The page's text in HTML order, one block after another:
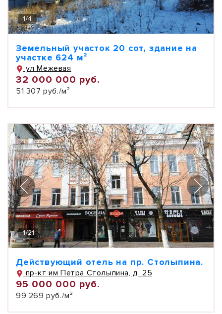
1/4
Земельный участок 20 сот, здание на
участке 624 м²
ул Межевая
32 000 000 руб.
51 307 руб./м²
1/21
Действующий отель на пр. Столыпина.
пр-кт им Петра Столыпина, д. 25
95 000 000 руб.
99 269 руб./м²